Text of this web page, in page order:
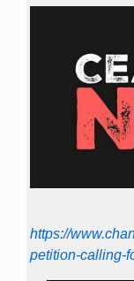
https://
petition-calling-